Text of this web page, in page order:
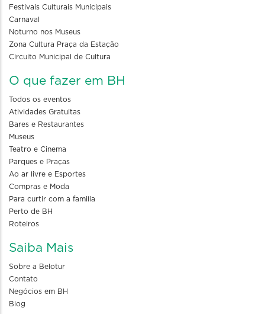
Festivais Culturais Municipais
Carnaval
Noturno nos Museus
Zona Cultura Praça da Estação
Circuito Municipal de Cultura
O que fazer em BH
Todos os eventos
Atividades Gratuitas
Bares e Restaurantes
Museus
Teatro e Cinema
Parques e Praças
Ao ar livre e Esportes
Compras e Moda
Para curtir com a familia
Perto de BH
Roteiros
Saiba Mais
Sobre a Belotur
Contato
Negócios em BH
Blog